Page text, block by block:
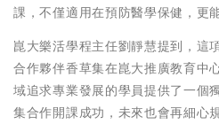
課，不僅適用在預防醫學保健，更
崑大樂活學程主任劉靜慧提到，這
合作夥伴香草集在崑大推廣教育中
域追求專業發展的學員提供了一個
集合作開課成功，未來也會再細心